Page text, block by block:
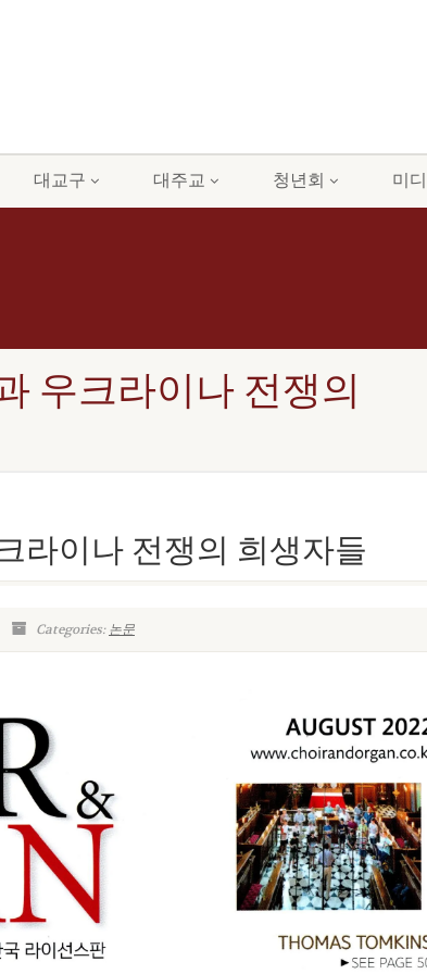
대교구 대주교 청년회 미
우크라이나 전쟁의
라이나 전쟁의 희생자들
Categories: 논문